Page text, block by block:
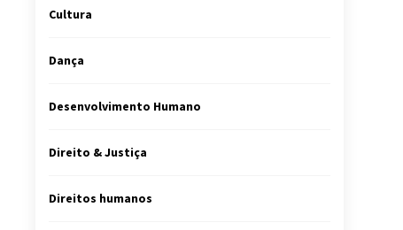
Cultura
Dança
Desenvolvimento Humano
Direito & Justiça
Direitos humanos